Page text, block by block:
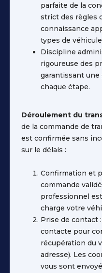
parfaite de la
strict des règles
connaissance
types de
Discipline
rigoureuse des
garantissant
chaque étape.
Déroulement du
de la commande de
est confirmée sans
sur le délais :
Confirmation et
commande
professionnel
charge votre
Prise de contact
contacte pour
récupération du
adresse). Les
vous sont